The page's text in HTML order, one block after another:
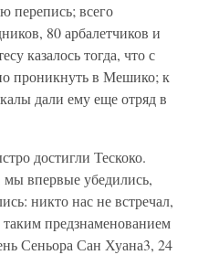
перепись; всего
80 арбалетчиков и
казалось тогда, что с
проникнуть в Мешико; к
дали ему еще отряд в
достигли Тескоко.
мы впервые убедились,
никто нас не встречал,
предзнаменованием
Сеньора Сан Хуана3, 24